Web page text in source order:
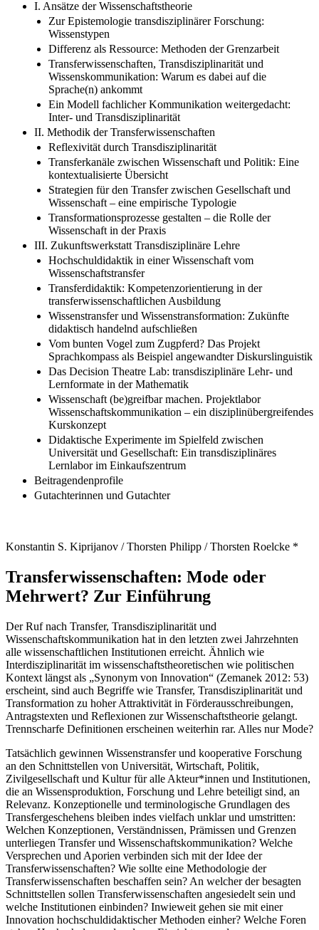
I. Ansätze der Wissenschaftstheorie
Zur Epistemologie transdisziplinärer Forschung:
Wissenstypen
Differenz als Ressource: Methoden der Grenzarbeit
Transferwissenschaften, Transdisziplinarität und
Wissenskommunikation: Warum es dabei auf die
Sprache(n) ankommt
Ein Modell fachlicher Kommunikation weitergedacht:
Inter- und Transdisziplinarität
II. Methodik der Transferwissenschaften
Reflexivität durch Transdisziplinarität
Transferkanäle zwischen Wissenschaft und Politik: Eine
kontextualisierte Übersicht
Strategien für den Transfer zwischen Gesellschaft und
Wissenschaft – eine empirische Typologie
Transformationsprozesse gestalten – die Rolle der
Wissenschaft in der Praxis
III. Zukunftswerkstatt Transdisziplinäre Lehre
Hochschuldidaktik in einer Wissenschaft vom
Wissenschaftstransfer
Transferdidaktik: Kompetenzorientierung in der
transferwissenschaftlichen Ausbildung
Wissenstransfer und Wissenstransformation: Zukünfte
didaktisch handelnd aufschließen
Vom bunten Vogel zum Zugpferd? Das Projekt
Sprachkompass als Beispiel angewandter Diskurslinguistik
Das Decision Theatre Lab: transdisziplinäre Lehr- und
Lernformate in der Mathematik
Wissenschaft (be)greifbar machen. Projektlabor
Wissenschaftskommunikation – ein disziplinübergreifendes
Kurskonzept
Didaktische Experimente im Spielfeld zwischen
Universität und Gesellschaft: Ein transdisziplinäres
Lernlabor im Einkaufszentrum
Beitragendenprofile
Gutachterinnen und Gutachter
Konstantin S. Kiprijanov / Thorsten Philipp / Thorsten Roelcke *
Transferwissenschaften: Mode oder
Mehrwert? Zur Einführung
Der Ruf nach Transfer, Transdisziplinarität und
Wissenschaftskommunikation hat in den letzten zwei Jahrzehnten
alle wissenschaftlichen Institutionen erreicht. Ähnlich wie
Interdisziplinarität im wissenschaftstheoretischen wie politischen
Kontext längst als „Synonym von Innovation“ (Zemanek 2012: 53)
erscheint, sind auch Begriffe wie Transfer, Transdisziplinarität und
Transformation zu hoher Attraktivität in Förderausschreibungen,
Antragstexten und Reflexionen zur Wissenschaftstheorie gelangt.
Trennscharfe Definitionen erscheinen weiterhin rar. Alles nur Mode?
Tatsächlich gewinnen Wissenstransfer und kooperative Forschung
an den Schnittstellen von Universität, Wirtschaft, Politik,
Zivilgesellschaft und Kultur für alle Akteur*innen und Institutionen,
die an Wissensproduktion, Forschung und Lehre beteiligt sind, an
Relevanz. Konzeptionelle und terminologische Grundlagen des
Transfergeschehens bleiben indes vielfach unklar und umstritten:
Welchen Konzeptionen, Verständnissen, Prämissen und Grenzen
unterliegen Transfer und Wissenschaftskommunikation? Welche
Versprechen und Aporien verbinden sich mit der Idee der
Transferwissenschaften? Wie sollte eine Methodologie der
Transferwissenschaften beschaffen sein? An welcher der besagten
Schnittstellen sollen Transferwissenschaften angesiedelt sein und
welche Institutionen einbinden? Inwieweit gehen sie mit einer
Innovation hochschuldidaktischer Methoden einher? Welche Foren